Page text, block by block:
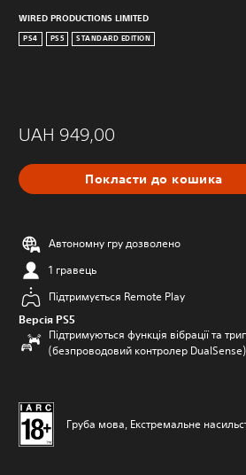
WIRED PRODUCTIONS LIMITED
PS4 PS5 STANDARD EDITION
UAH 949,00
Покласти до кошика
Автономну гру дозволено
1 гравець
Підтримується Remote Play
Версія PS5
Підтримуються функція вібрації та
(безпроводовий контролер DualSense)
Груба мова, Екстремальне